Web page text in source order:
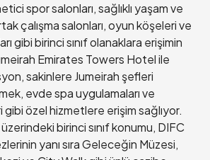
spor salonları, sağlıklı yaşam ve
çalışma salonları, oyun köşeleri ve
gibi birinci sınıf olanaklara erişimin
Emirates Towers Hotel ile
sakinlere Jumeirah şefleri
evde spa uygulamaları ve
özel hizmetlere erişim sağlıyor.
birinci sınıf konumu, DIFC
yanı sıra Geleceğin Müzesi,